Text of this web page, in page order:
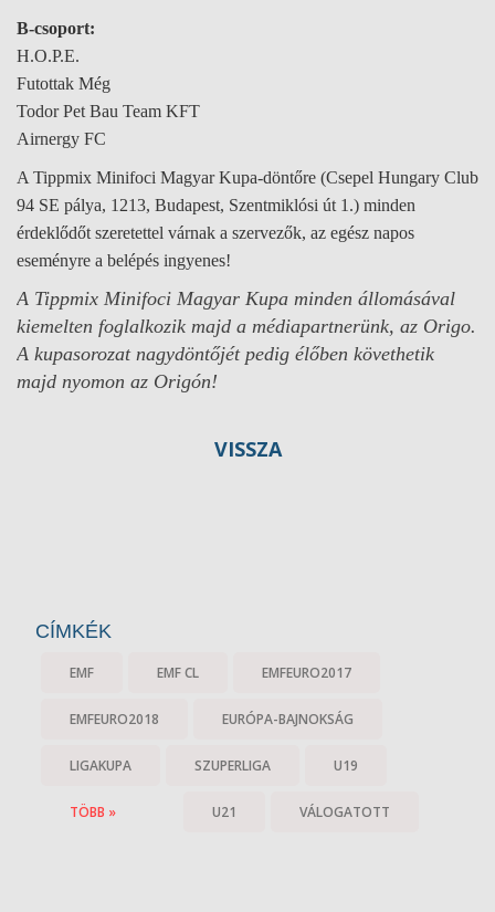
B-csoport:
H.O.P.E.
Futottak Még
Todor Pet Bau Team KFT
Airnergy FC
A Tippmix Minifoci Magyar Kupa-döntőre (Csepel Hungary Club
94 SE pálya, 1213, Budapest, Szentmiklósi út 1.) minden
érdeklődőt szeretettel várnak a szervezők, az egész napos
eseményre a belépés ingyenes!
A Tippmix Minifoci Magyar Kupa minden állomásával
kiemelten foglalkozik majd a médiapartnerünk, az Origo.
A kupasorozat nagydöntőjét pedig élőben követhetik
majd nyomon az Origón!
VISSZA
CÍMKÉK
EMF EMF CL EMFEURO2017
EMFEURO2018 EURÓPA-BAJNOKSÁG
LIGAKUPA SZUPERLIGA U19
U21 VÁLOGATOTT
TÖBB »